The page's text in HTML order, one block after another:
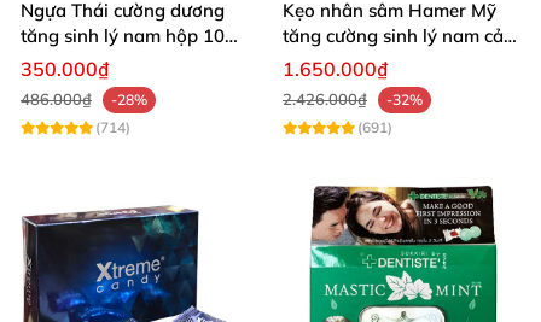
Ngựa Thái cường dương
tăng sinh lý nam hộp 10
viên cao cấp chuẩn Thái
350.000₫
486.000₫
-28%
(714)
Kẹo nhân sâm Hamer Mỹ
tăng cường sinh lý nam cải
thiện sức khỏe
1.650.000₫
2.426.000₫
-32%
(691)